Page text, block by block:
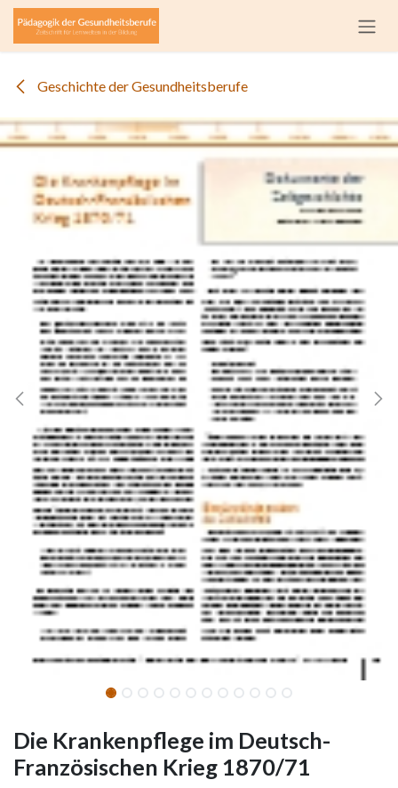
Zum Inhalt springen
Geschichte der Gesundheitsberufe
Die Krankenpflege im Deutsch-
Französischen Krieg 1870/71